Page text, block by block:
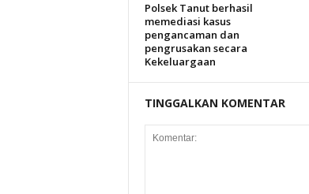
Polsek Tanut berhasil
memediasi kasus
pengancaman dan
pengrusakan secara
Kekeluargaan
TINGGALKAN KOMENTAR